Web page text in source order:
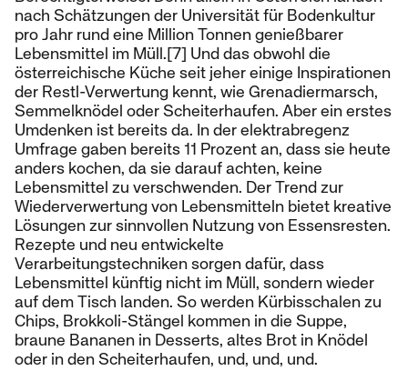
nach Schätzungen der Universität für Bodenkultur
pro Jahr rund eine Million Tonnen genießbarer
Lebensmittel im Müll.[7] Und das obwohl die
österreichische Küche seit jeher einige Inspirationen
der Restl-Verwertung kennt, wie Grenadiermarsch,
Semmelknödel oder Scheiterhaufen. Aber ein erstes
Umdenken ist bereits da. In der elektrabregenz
Umfrage gaben bereits 11 Prozent an, dass sie heute
anders kochen, da sie darauf achten, keine
Lebensmittel zu verschwenden. Der Trend zur
Wiederverwertung von Lebensmitteln bietet kreative
Lösungen zur sinnvollen Nutzung von Essensresten.
Rezepte und neu entwickelte
Verarbeitungstechniken sorgen dafür, dass
Lebensmittel künftig nicht im Müll, sondern wieder
auf dem Tisch landen. So werden Kürbisschalen zu
Chips, Brokkoli-Stängel kommen in die Suppe,
braune Bananen in Desserts, altes Brot in Knödel
oder in den Scheiterhaufen, und, und, und.